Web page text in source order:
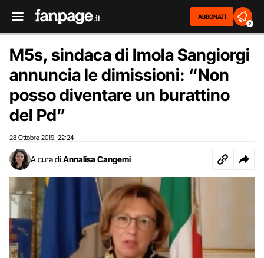
ABBONATI
2
M5s, sindaca di Imola Sangiorgi
annuncia le dimissioni: “Non
posso diventare un burattino
del Pd”
28 Ottobre 2019 22:24
A cura di Annalisa Cangemi